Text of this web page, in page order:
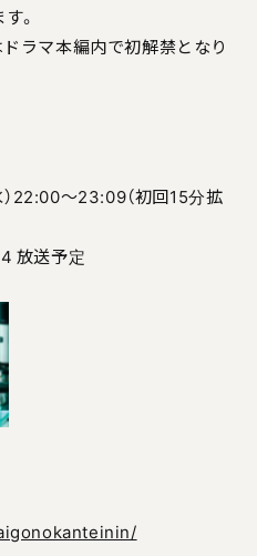
。
ラマ本編内で初解禁となり
22:00〜23:09（初回15分拡
放送予定